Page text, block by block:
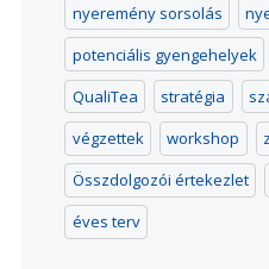
nyeremény sorsolás
potenciális gyengehelyek
QualiTea
stratégia
végzettek
workshop
Összdolgozói értekezlet
éves terv